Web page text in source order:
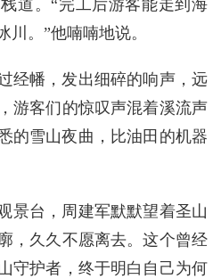
道。“完工后游客能走到海
川。”他喃喃地说。
经幡，发出细碎的响声，远
游客们的惊叹声混着溪流声
雪山夜曲，比油田的机器
景台，周建军默默望着圣山
，久久不愿离去。这个曾经
守护者，终于明白自己为何